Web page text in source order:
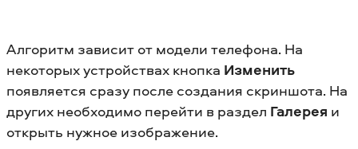
Алгоритм зависит от модели телефона. На
некоторых устройствах кнопка Изменить
появляется сразу после создания скриншота. На
других необходимо перейти в раздел Галерея и
открыть нужное изображение.